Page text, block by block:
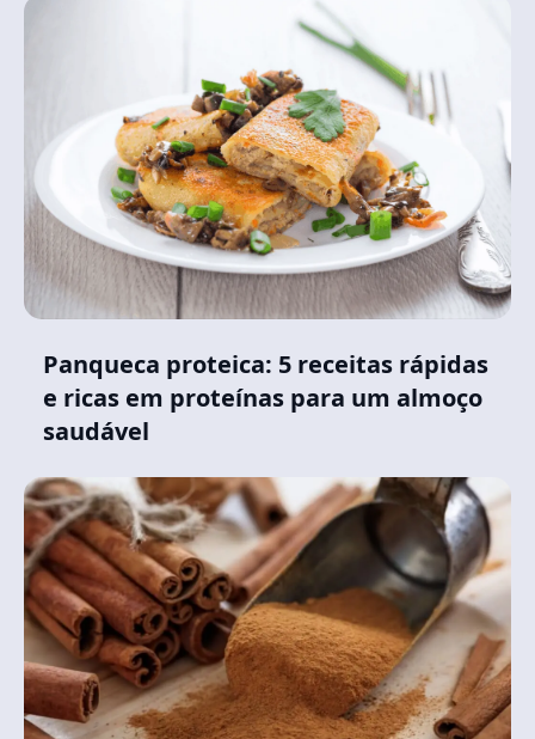
Panqueca proteica: 5 receitas rápidas
e ricas em proteínas para um almoço
saudável